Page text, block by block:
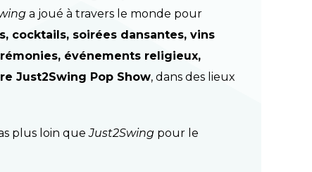
a joué à travers le monde pour
cocktails, soirées dansantes, vins
événements religieux,
Just2Swing Pop Show, dans des lieux
plus loin queJust2Swing pour le